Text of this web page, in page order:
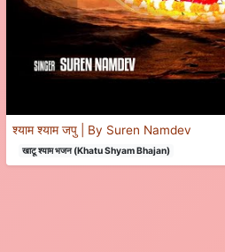
श्याम श्याम जपु | By Suren Namdev
खाटू श्याम भजन (Khatu Shyam Bhajan)